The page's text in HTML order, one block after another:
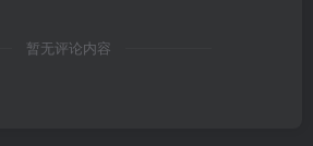
暂无评论内容